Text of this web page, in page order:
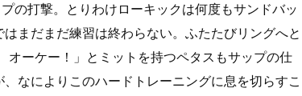
の打撃。とりわけローキックは何度もサンドバッ
まだまだ練習は終わらない。ふたたびリングへと
ーケー！」とミットを持つペタスもサップの仕
なによりこのハードトレーニングに息を切らすこ